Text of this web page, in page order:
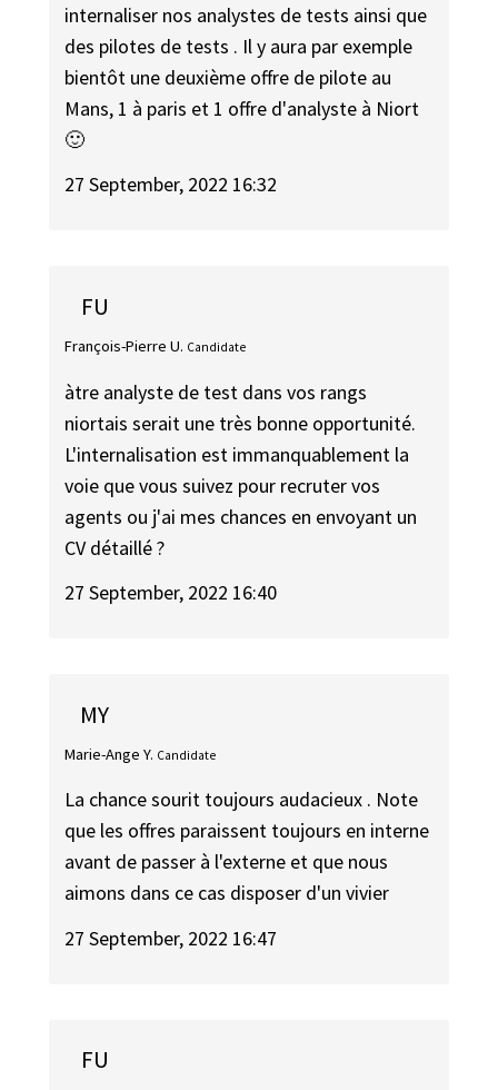
internaliser nos analystes de tests ainsi que
des pilotes de tests . Il y aura par exemple
bientôt une deuxième offre de pilote au
Mans, 1 à paris et 1 offre d'analyste à Niort
🙂
27 September, 2022 16:32
FU
François-Pierre U. Candidate
àtre analyste de test dans vos rangs
niortais serait une très bonne opportunité.
L'internalisation est immanquablement la
voie que vous suivez pour recruter vos
agents ou j'ai mes chances en envoyant un
CV détaillé ?
27 September, 2022 16:40
MY
Marie-Ange Y. Candidate
La chance sourit toujours audacieux . Note
que les offres paraissent toujours en interne
avant de passer à l'externe et que nous
aimons dans ce cas disposer d'un vivier
27 September, 2022 16:47
FU